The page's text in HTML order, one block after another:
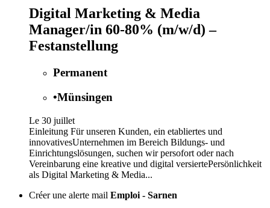
Digital Marketing & Media
Manager/in 60-80% (m/w/d) –
Festanstellung
Permanent
•Münsingen
Le 30 juillet
Einleitung Für unseren Kunden, ein etabliertes und
innovativesUnternehmen im Bereich Bildungs- und
Einrichtungslösungen, suchen wir persofort oder nach
Vereinbarung eine kreative und digital versiertePersönlichkeit
als Digital Marketing & Media...
Créer une alerte mail Emploi - Sarnen